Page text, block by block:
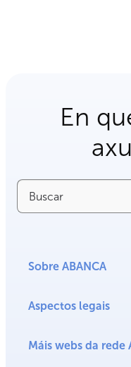
En
Buscar
Sobre ABANCA
Aspectos legais
Máis webs da rede